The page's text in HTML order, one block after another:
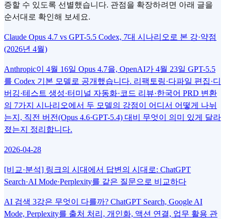
증할 수 있도록 선별했습니다. 관점을 확장하려면 아래 글을
순서대로 확인해 보세요.
Claude Opus 4.7 vs GPT-5.5 Codex, 7대 시나리오로 본 강·약점
(2026년 4월)
Anthropic이 4월 16일 Opus 4.7을, OpenAI가 4월 23일 GPT-5.5
를 Codex 기본 모델로 공개했습니다. 리팩토링·다파일 편집·디
버깅·테스트 생성·터미널 자동화·코드 리뷰·한국어 PRD 변환
의 7가지 시나리오에서 두 모델의 강점이 어디서 어떻게 나뉘
는지, 직전 버전(Opus 4.6·GPT-5.4) 대비 무엇이 의미 있게 달라
졌는지 정리합니다.
2026-04-28
[비교·분석] 링크의 시대에서 답변의 시대로: ChatGPT
Search·AI Mode·Perplexity를 같은 질문으로 비교하다
AI 검색 3강은 무엇이 다를까? ChatGPT Search, Google AI
Mode, Perplexity를 출처 처리, 개인화, 액션 연결, 업무 활용 관